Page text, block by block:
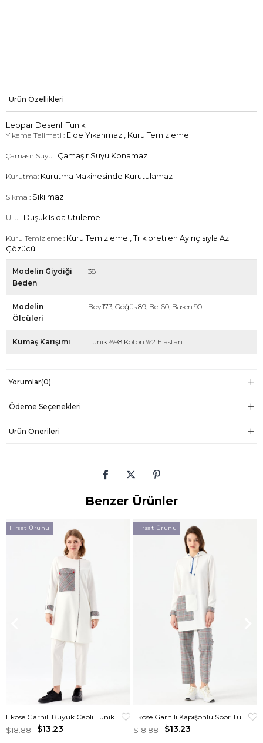
Ürün Özellikleri
Leopar Desenli Tunik
Yıkama Talimati : Elde Yıkanmaz , Kuru Temizleme
Çamasır Suyu : Çamaşır Suyu Konamaz
Kurutma: Kurutma Makinesinde Kurutulamaz
Sıkma : Sıkılmaz
Utu : Düşük Isıda Ütüleme
Kuru Temizleme : Kuru Temizleme , Trikloretilen Ayırıçısıyla Az
Çözücü
Modelin Giydiği
Beden
38
Modelin
Ölcüleri
Boy:173, Göğüs:89, Bel:60, Basen:90
Kumaş Karışımı Tunik:%98 Koton %2 Elastan
Yorumlar(0)
Ödeme Seçenekleri
Ürün Önerileri
Benzer Ürünler
Ekose Garnili Büyük Cepli Tunik Ekru
$13.23
$18.88
Fırsat Ürünü
Ekose Garnili Kapişonlu Spor Tunik Krem
$13.23
$18.88
Fırsat Ürünü